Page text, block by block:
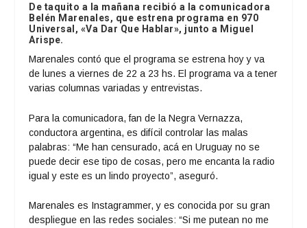
De taquito a la mañana recibió a la comunicadora
Belén Marenales, que estrena programa en 970
Universal, «Va Dar Que Hablar», junto a Miguel
Arispe.
Marenales contó que el programa se estrena hoy y va
de lunes a viernes de 22 a 23 hs. El programa va a tener
varias columnas variadas y entrevistas.
Para la comunicadora, fan de la Negra Vernazza,
conductora argentina, es difícil controlar las malas
palabras: “Me han censurado, acá en Uruguay no se
puede decir ese tipo de cosas, pero me encanta la radio
igual y este es un lindo proyecto”, aseguró.
Marenales es Instagrammer, y es conocida por su gran
despliegue en las redes sociales: “Si me putean no me